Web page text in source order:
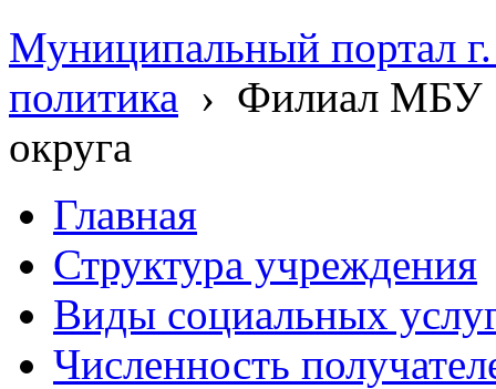
Муниципальный портал
политика › Филиал МБУ
округа
Главная
Структура учреждения
Виды социальных
Численность